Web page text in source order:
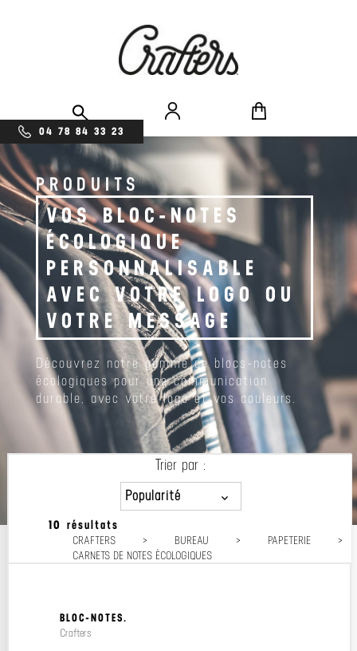
04 78 84 33 23
PRODUITS
VOS BLOC-NOTES
ÉCOLOGIQUE
PERSONNALISABLE
AVEC VOTRE LOGO OU
VOTRE MESSAGE
Découvrez notre gamme de blocs-notes
écologiques pour une communication
durable, avec votre logo et vos couleurs.
10 résultats
CRAFTERS > BUREAU > PAPETERIE
>
CARNETS DE NOTES ÉCOLOGIQUES
Trier par :
Popularité
Prix décroissant
Prix croissant
BLOC-NOTES.
Crafters